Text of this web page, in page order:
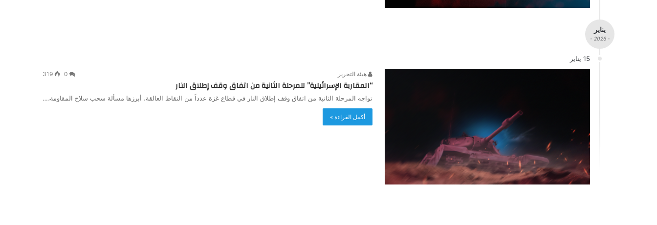
يناير
- 2026 -
15 يناير
هيئة التحرير 0
319
“المقاربة الإسرائيلية” للمرحلة الثانية من اتفاق وقف إطلاق النار
تواجه المرحلة الثانية من اتفاق وقف إطلاق النار في قطاع غزة عدداً من النقاط العالقة، أبرزها مسألة سحب سلاح المقاومة،…
أكمل القراءة »